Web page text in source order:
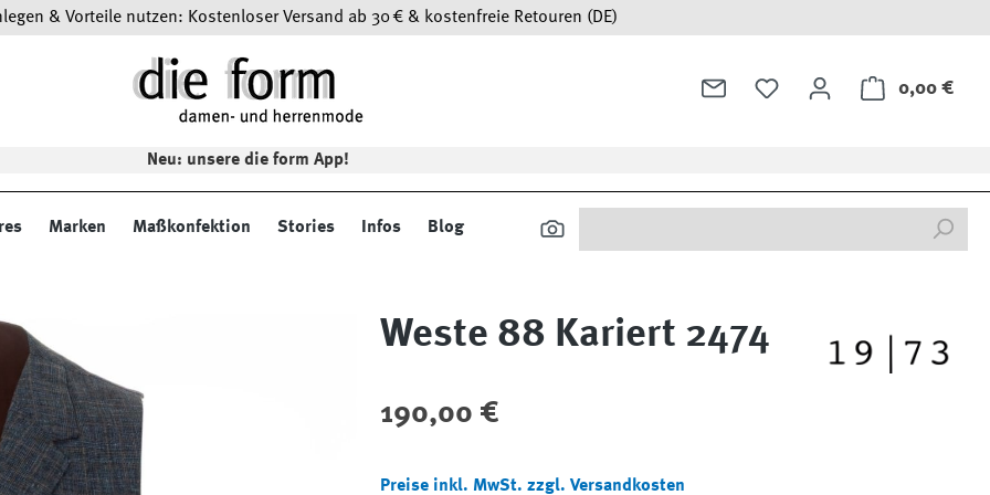
& Vorteile nutzen: Kostenloser Versand ab 30 € & kostenfreie Retouren (DE)
0,00 €
Neu: unsere die form App!
Marken Maßkonfektion Stories Infos Blog
Weste 88 Kariert 2474
Regulärer Preis:
190,00 €
Preise inkl. MwSt. zzgl. Versandkosten